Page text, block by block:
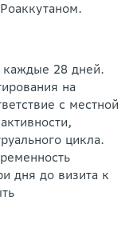
каждые 28 дней.
на
с местной
цикла.
дня до визита к